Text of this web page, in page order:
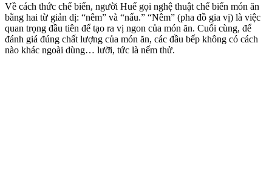
Về cách thức chế biến, người Huế gọi nghệ thuật chế biến món ăn
bằng hai từ giản dị: “nêm” và “nấu.” “Nêm” (pha đồ gia vị) là việc
quan trọng đầu tiên để tạo ra vị ngon của món ăn. Cuối cùng, để
đánh giá đúng chất lượng của món ăn, các đầu bếp không có cách
nào khác ngoài dùng… lưỡi, tức là nếm thử.